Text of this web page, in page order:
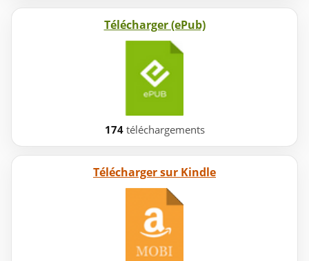
Télécharger (ePub)
174téléchargements
Télécharger sur Kindle